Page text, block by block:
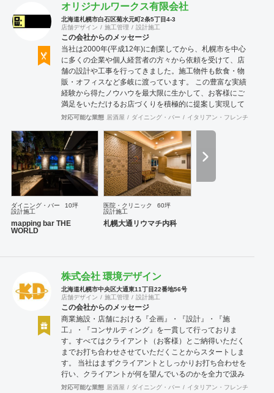
オリジナルワークス有限会社
北海道札幌市白石区菊水元町2条5丁目4-3
店舗デザイン
施工管理 設計施工
この会社からのメッセージ
当社は2000年(平成12年)に創業してから、札幌市を中心
に多くの企業や個人経営者の方々から依頼を受けて、店
舗の設計や工事を行ってきました。施工物件も飲食・物
販・オフィスなど多岐に渡っています。 この豊富な実績
経験から得たノウハウを最大限に生かして、お客様にご
満足をいただけるお店づくりを積極的に提案し実現して
いき たいと考えております。今後とも宜しくお願い致し
対応可能な業態 居酒屋 ダイニング・バー イタリアン・フレンチ
ダイニング・バー
10坪
設計施工
mapping bar THE
WORLD
医院・クリニック
60坪
設計施工
札幌大通リウマチ内科
株式会社 環境デザイン
北海道札幌市中央区大通東11丁目22番地56号
店舗デザイン
施工管理 設計施工
この会社からのメッセージ
商業施設・店舗における『企画』・『設計』・『施
工』・『コンサルティング』を一貫して行っておりま
す。すべてはクライアント（お客様）とご納得いただく
までお打ち合わせさせていただくことからスタートしま
す。 当社はまずクライアントとしっかりお打ち合わせを
行い、クライアントが何を望んでいるのかを全力で汲み
取ります。またクライアントが思い描いていることをど
対応可能な業態 居酒屋 ダイニング・バー イタリアン・フレンチ